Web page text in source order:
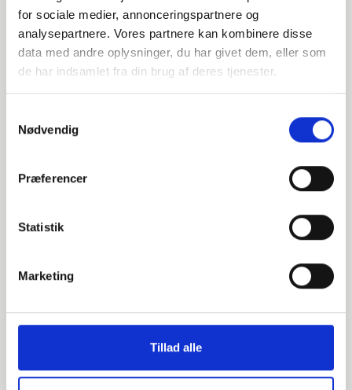
for sociale medier, annonceringspartnere og
analysepartnere. Vores partnere kan kombinere disse
data med andre oplysninger, du har givet dem, eller som
de har indsamlet fra din brug af deres tjenester.
Nødvendig
Præferencer
Statistik
Marketing
Tillad alle
EN 1092-1 T:05 A PN16
P250GH 1.0460
S235JR 1.0038
stk. tilgængelig